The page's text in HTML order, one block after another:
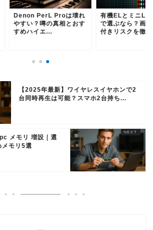
Denon PerL Proは壊れ
やすい？噂の真相とおす
すめハイエ...
有機ELとミニLED
で選ぶなら？画質と
付きリスクを徹底比
【2025年最新】ワイヤレスイヤホンで2
台同時再生は可能？スマホ2台持ち...
メモリ 増設｜選
メモリ5選